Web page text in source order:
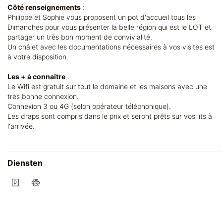
Côté renseignements :
Philippe et Sophie vous proposent un pot d'accueil tous les
Dimanches pour vous présenter la belle région qui est le LOT et
partager un très bon moment de convivialité.
Un châlet avec les documentations nécessaires à vos visites est
à votre disposition.
Les + à connaitre :
Le Wifi est gratuit sur tout le domaine et les maisons avec une
très bonne connexion.
Connexion 3 ou 4G (selon opérateur téléphonique).
Les draps sont compris dans le prix et seront prêts sur vos lits à
l'arrivée.
Diensten